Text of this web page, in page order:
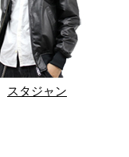
スタジャン